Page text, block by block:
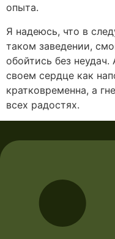
опыта.
Я надеюсь, что в
таком заведении,
обойтись без
своем сердце как
кратковременна, а
всех радостях.